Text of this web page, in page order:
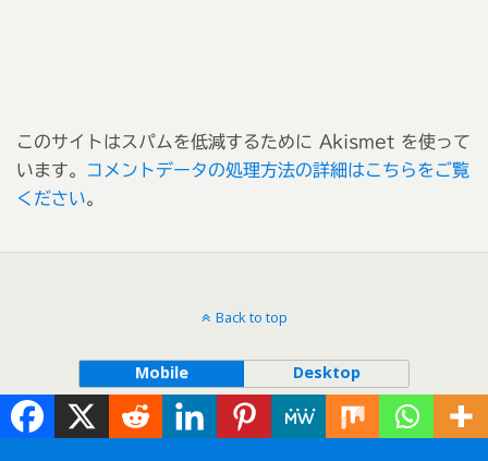
このサイトはスパムを低減するために Akismet を使って
います。
コメントデータの処理方法の詳細はこちらをご覧
ください。
Back to top
Mobile Desktop